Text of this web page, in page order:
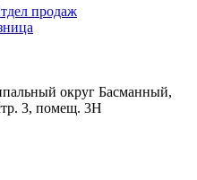
продаж
округ Басманный,
3, помещ. 3Н